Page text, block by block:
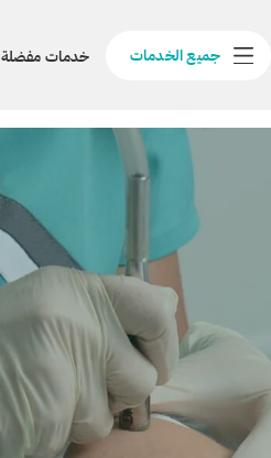
جميع الخدمات خدمات مفضلة